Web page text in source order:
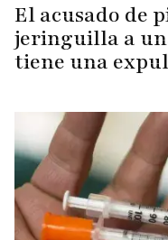
El acusado de
jeringuilla a
tiene una